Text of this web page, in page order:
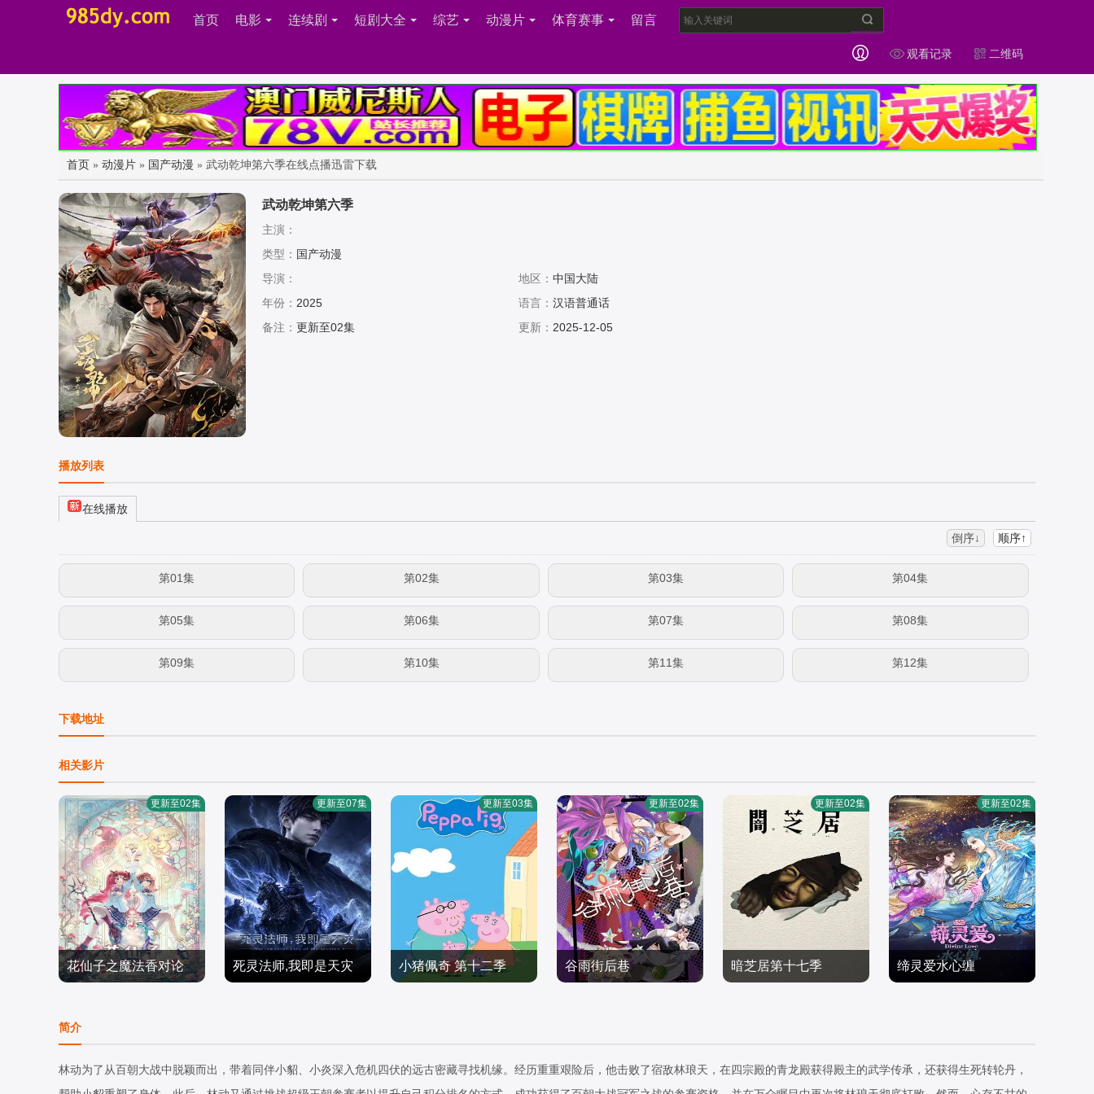
首页 电影 连续剧 短剧大全 综艺 动漫片 体育赛事 留言
二维码
观看记录
首页 » 动漫片 » 国产动漫 » 武动乾坤第六季在线点播迅雷下载
武动乾坤第六季
主演：
类型： 国产动漫
导演：
地区： 中国大陆
年份： 2025 语言： 汉语普通话
备注： 更新至02集 更新： 2025-12-05
播放列表
在线播放
倒序↓ 顺序↑
第01集 第02集 第03集 第04集
第05集 第06集 第07集 第08集
第09集 第10集 第11集 第12集
下载地址
相关影片
花仙子之魔法香对论
国产动漫
2026/中国大陆
更新至02集
死灵法师,我即是天灾
2026/中国大陆
更新至07集
小猪佩奇 第十二季
温娜·班克斯,Kira,Monteit
h,Alice,May
2026/英国
更新至03集
谷雨街后巷
2026/中国大陆
更新至02集
暗芝居第十七季
新纳敏正,三宅美羽,中村
朱里,山根馅,五郎丸莉菜,
2026/日本
更新至02集
缔灵爱水心缠
桥,刘知否,林柏青,陆庚宜,
图特哈蒙,金琪
2026/中国大陆
更新至02集
简介
林动为了从百朝大战中脱颖而出，带着同伴小貂、小炎深入危机四伏的远古密藏寻找机缘。经历重重艰险后，他击败了宿敌林琅天，在四宗殿的青龙殿获得殿主的武学传承，还获得生死转轮丹，